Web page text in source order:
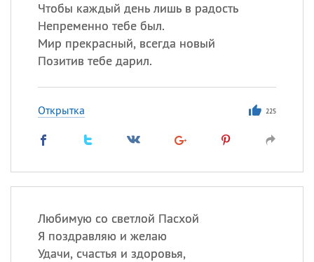
Чтобы каждый день лишь в радость
Непременно тебе был.
Мир прекрасный, всегда новый
Позитив тебе дарил.
Открытка 225
Любимую со светлой Пасхой
Я поздравляю и желаю
Удачи, счастья и здоровья,